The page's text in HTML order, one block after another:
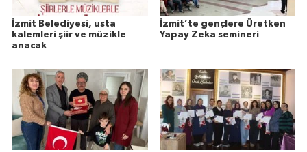
İzmit Belediyesi, usta
kalemleri şiir ve müzikle
anacak
İzmit’te gençlere Üretken
Yapay Zeka semineri